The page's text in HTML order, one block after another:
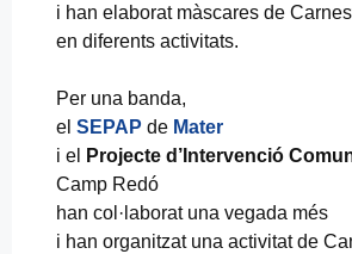
i han elaborat màscares de
en diferents activitats.
Per una banda,
el SEPAP de Mater
i el
Projecte d’Intervenció
Camp Redó
han col·laborat una vegada més
i han organitzat una activitat de